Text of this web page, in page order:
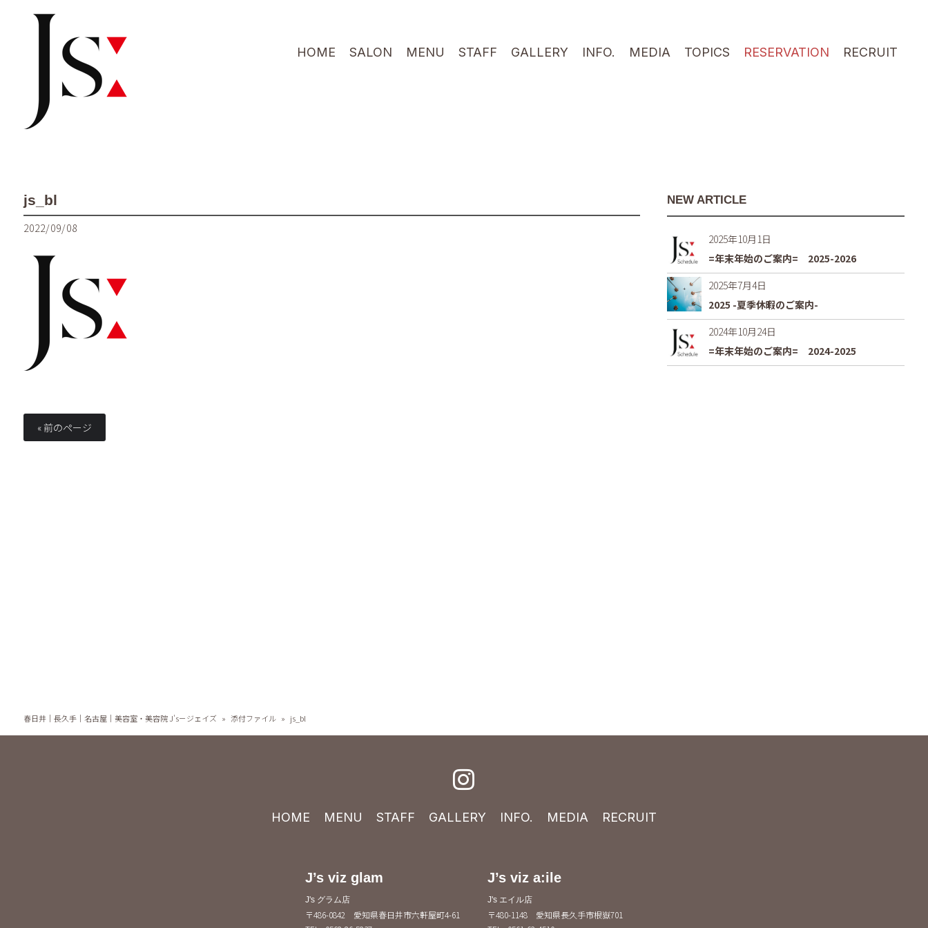
HOME SALON MENU STAFF GALLERY INFO. MEDIA TOPICS RESERVATION RECRUIT
js_bl
2022/09/08
« 前のページ
NEW ARTICLE
2025年10月1日
=年末年始のご案内= 2025-2026
2025年7月4日
2025 -夏季休暇のご案内-
2024年10月24日
=年末年始のご案内= 2024-2025
春日井｜長久手｜名古屋｜美容室・美容院 J's－ジェイズ » 添付ファイル » js_bl
HOME MENU STAFF GALLERY INFO. MEDIA RECRUIT
J’s viz glam
J's グラム店
〒486-0842 愛知県春日井市六軒屋町4-61
J’s viz a:ile
J's エイル店
〒480-1148 愛知県長久手市根嶽701